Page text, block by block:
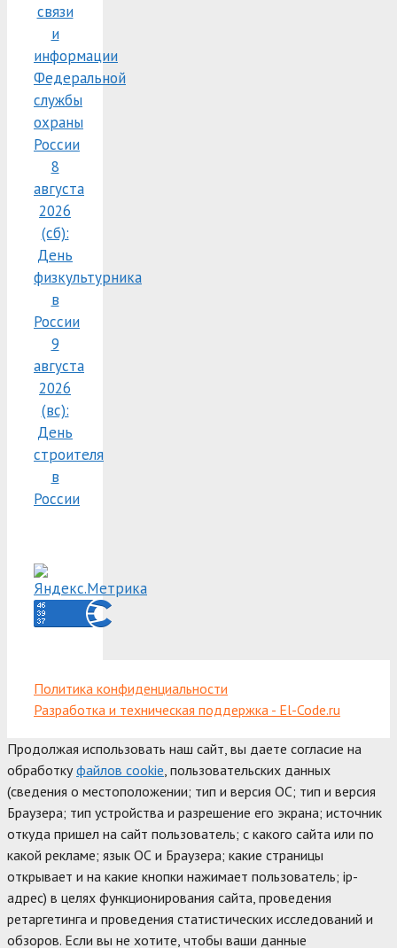
связи
и
информации
Федеральной
службы
охраны
России
8
августа
2026
(сб):
День
физкультурника
в
России
9
августа
2026
(вс):
День
строителя
в
России
Политика конфиденциальности
Разработка и техническая поддержка - El-Code.ru
Продолжая использовать наш сайт, вы даете согласие на
обработкуфайлов cookie , пользовательских данных
(сведения о местоположении; тип и версия ОС; тип и версия
Браузера; тип устройства и разрешение его экрана; источник
откуда пришел на сайт пользователь; с какого сайта или по
какой рекламе; язык ОС и Браузера; какие страницы
открывает и на какие кнопки нажимает пользователь; ip-
адрес) в целях функционирования сайта, проведения
ретаргетинга и проведения статистических исследований и
обзоров. Если вы не хотите, чтобы ваши данные